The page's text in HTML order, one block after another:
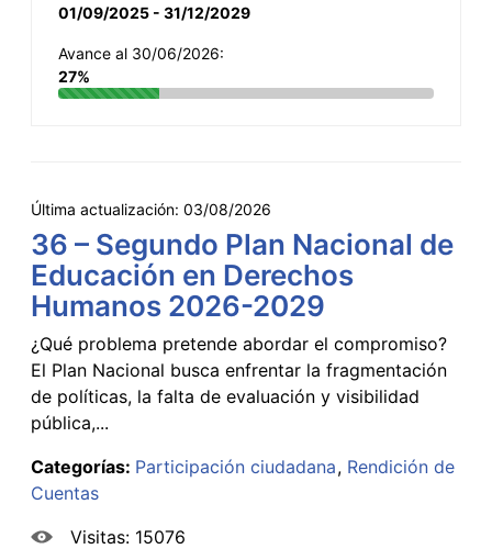
01/09/2025 - 31/12/2029
Avance al 30/06/2026:
27%
Última actualización: 03/08/2026
36 – Segundo Plan Nacional de
Educación en Derechos
Humanos 2026-2029
¿Qué problema pretende abordar el compromiso?
El Plan Nacional busca enfrentar la fragmentación
de políticas, la falta de evaluación y visibilidad
pública,...
Categorías: Participación ciudadana Rendición de
Cuentas
Visitas: 15076